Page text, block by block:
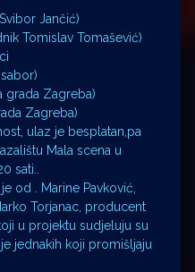
Jančić)
Tomislav Tomašević)
grada Zagreba)
Zagreba)
ulaz je besplatan,pa
Mala scena u
sati..
od . Marine Pavković,
Torjanac, producent
u projektu sudjeluju su
jednakih koji promišljaju